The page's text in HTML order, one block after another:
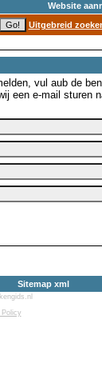
Website
Uitgebreid
vul aub de
een e-mail sturen
Sitemap xml
Policy